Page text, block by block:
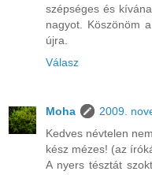
szépséges és
nagyot. Köszönöm
újra.
Válasz
Moha
2009.
Kedves névtelen
kész mézes! (az
A nyers tésztát